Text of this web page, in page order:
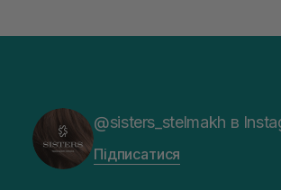
@sisters_stelmakh в
Підписатися